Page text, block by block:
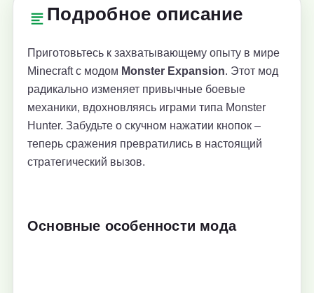
Подробное описание
Приготовьтесь к захватывающему опыту в мире
Minecraft с модом Monster Expansion. Этот мод
радикально изменяет привычные боевые
механики, вдохновляясь играми типа Monster
Hunter. Забудьте о скучном нажатии кнопок –
теперь сражения превратились в настоящий
стратегический вызов.
Основные особенности мода